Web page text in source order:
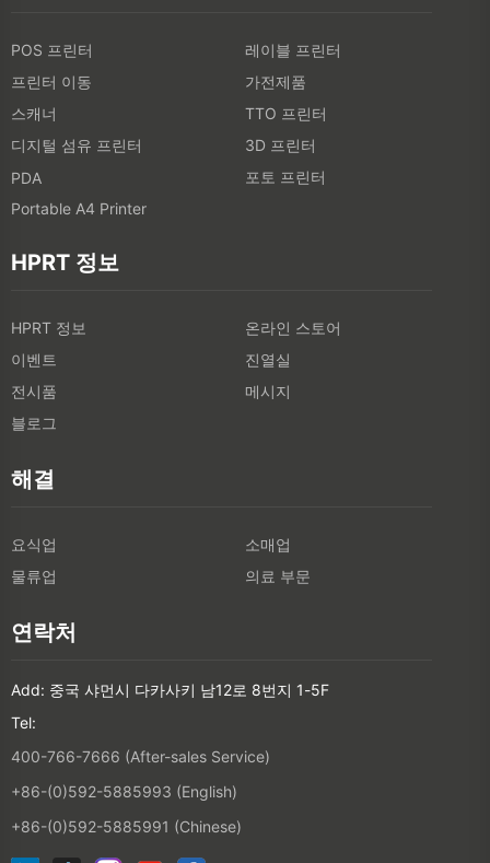
POS 프린터
레이블 프린터
프린터 이동
가전제품
스캐너
TTO 프린터
디지털 섬유 프린터
3D 프린터
PDA
포토 프린터
Portable A4 Printer
HPRT 정보
HPRT 정보
온라인 스토어
이벤트
진열실
전시품
메시지
블로그
해결
요식업
소매업
물류업
의료 부문
연락처
Add: 중국 샤먼시 다카사키 남12로 8번지 1-5F
Tel:
400-766-7666 (After-sales Service)
+86-(0)592-5885993 (English)
+86-(0)592-5885991 (Chinese)